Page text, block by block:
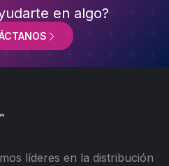
en algo?
líderes en la distribución